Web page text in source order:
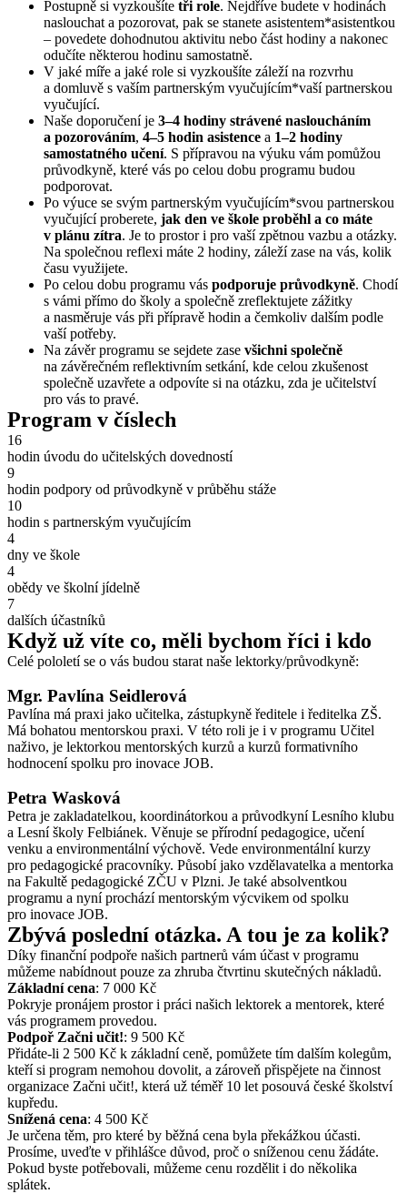
Postupně si vyzkoušíte tři role. Nejdříve budete v hodinách
naslouchat a pozorovat, pak se stanete asistentem*asistentkou
– povedete dohodnutou aktivitu nebo část hodiny a nakonec
odučíte některou hodinu samostatně.
V jaké míře a jaké role si vyzkoušíte záleží na rozvrhu
a domluvě s vaším partnerským vyučujícím*vaší partnerskou
vyučující.
Naše doporučení je 3–4 hodiny strávené nasloucháním
a pozorováním, 4–5 hodin asistence a 1–2 hodiny
samostatného učení. S přípravou na výuku vám pomůžou
průvodkyně, které vás po celou dobu programu budou
podporovat.
Po výuce se svým partnerským vyučujícím*svou partnerskou
vyučující proberete, jak den ve škole proběhl a co máte
v plánu zítra. Je to prostor i pro vaší zpětnou vazbu a otázky.
Na společnou reflexi máte 2 hodiny, záleží zase na vás, kolik
času využijete.
Po celou dobu programu vás podporuje průvodkyně. Chodí
s vámi přímo do školy a společně zreflektujete zážitky
a nasměruje vás při přípravě hodin a čemkoliv dalším podle
vaší potřeby.
Na závěr programu se sejdete zase všichni společně
na závěrečném reflektivním setkání, kde celou zkušenost
společně uzavřete a odpovíte si na otázku, zda je učitelství
pro vás to pravé.
Program v číslech
16
hodin úvodu do učitelských dovedností
9
hodin podpory od průvodkyně v průběhu stáže
10
hodin s partnerským vyučujícím
4
dny ve škole
4
obědy ve školní jídelně
7
dalších účastníků
Když už víte co, měli bychom říci i kdo
Celé pololetí se o vás budou starat naše lektorky/průvodkyně:
Mgr. Pavlína Seidlerová
Pavlína má praxi jako učitelka, zástupkyně ředitele i ředitelka ZŠ.
Má bohatou mentorskou praxi. V této roli je i v programu Učitel
naživo, je lektorkou mentorských kurzů a kurzů formativního
hodnocení spolku pro inovace JOB.
Petra Wasková
Petra je zakladatelkou, koordinátorkou a průvodkyní Lesního klubu
a Lesní školy Felbiánek. Věnuje se přírodní pedagogice, učení
venku a environmentální výchově. Vede environmentální kurzy
pro pedagogické pracovníky. Působí jako vzdělavatelka a mentorka
na Fakultě pedagogické ZČU v Plzni. Je také absolventkou
programu a nyní prochází mentorským výcvikem od spolku
pro inovace JOB.
Zbývá poslední otázka. A tou je za kolik?
Díky finanční podpoře našich partnerů vám účast v programu
můžeme nabídnout pouze za zhruba čtvrtinu skutečných nákladů.
Základní cena: 7 000 Kč
Pokryje pronájem prostor i práci našich lektorek a mentorek, které
vás programem provedou.
Podpoř Začni učit!: 9 500 Kč
Přidáte-li 2 500 Kč k základní ceně, pomůžete tím dalším kolegům,
kteří si program nemohou dovolit, a zároveň přispějete na činnost
organizace Začni učit!, která už téměř 10 let posouvá české školství
kupředu.
Snížená cena: 4 500 Kč
Je určena těm, pro které by běžná cena byla překážkou účasti.
Prosíme, uveďte v přihlášce důvod, proč o sníženou cenu žádáte.
Pokud byste potřebovali, můžeme cenu rozdělit i do několika
splátek.